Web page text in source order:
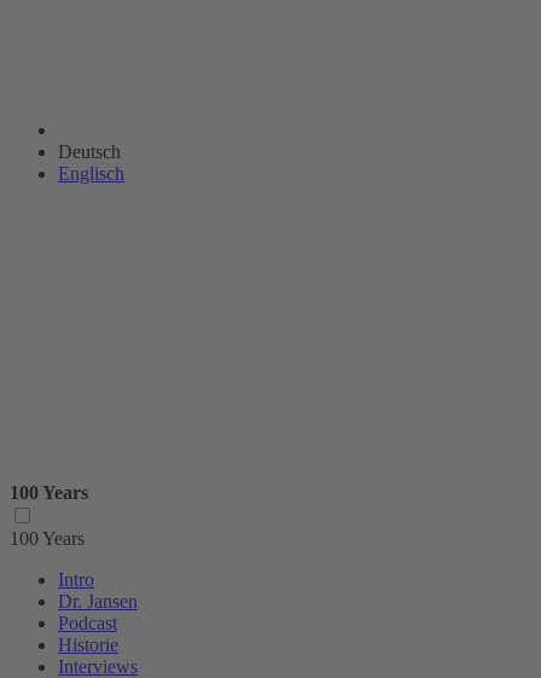
Deutsch
Englisch
100 Years
100 Years
Intro
Dr. Jansen
Podcast
Historie
Interviews